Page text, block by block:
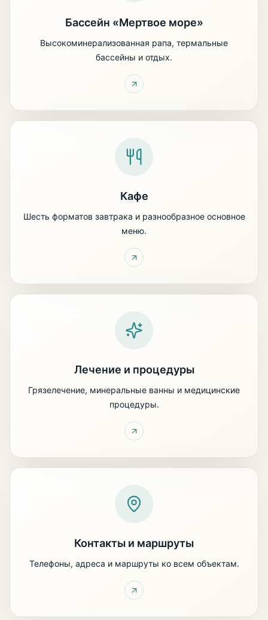
Бассейн «Мертвое море»
Высокоминерализованная рапа, термальные
бассейны и отдых.
Кафе
Шесть форматов завтрака и разнообразное основное
меню.
Лечение и процедуры
Грязелечение, минеральные ванны и медицинские
процедуры.
Контакты и маршруты
Телефоны, адреса и маршруты ко всем объектам.